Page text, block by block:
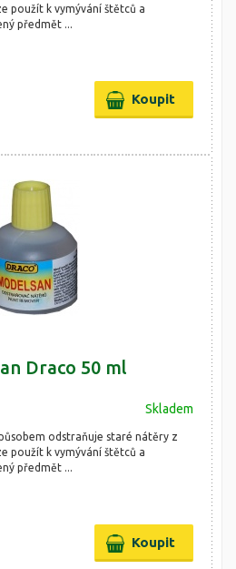
použít k vymývání štětců a
předmět ...
Draco 50 ml
Skladem
odstraňuje staré nátěry z
použít k vymývání štětců a
předmět ...